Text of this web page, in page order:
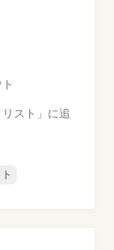
スト」に追